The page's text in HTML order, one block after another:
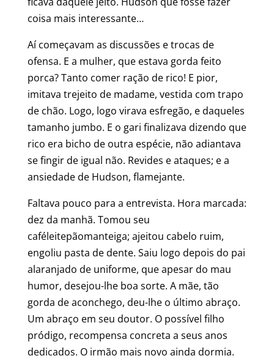
coisa mais interessante…
Aí começavam as discussões e trocas de
ofensa. E a mulher, que estava gorda feito
porca? Tanto comer ração de rico! E pior,
imitava trejeito de madame, vestida com trapo
de chão. Logo, logo virava esfregão, e daqueles
tamanho jumbo. E o gari finalizava dizendo que
rico era bicho de outra espécie, não adiantava
se fingir de igual não. Revides e ataques; e a
ansiedade de Hudson, flamejante.
Faltava pouco para a entrevista. Hora marcada:
dez da manhã. Tomou seu
caféleitepãomanteiga; ajeitou cabelo ruim,
engoliu pasta de dente. Saiu logo depois do pai
alaranjado de uniforme, que apesar do mau
humor, desejou-lhe boa sorte. A mãe, tão
gorda de aconchego, deu-lhe o último abraço.
Um abraço em seu doutor. O possível filho
pródigo, recompensa concreta a seus anos
dedicados. O irmão mais novo ainda dormia.